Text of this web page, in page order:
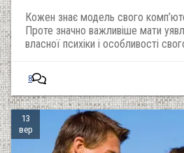
Кожен знає модель свого
Проте значно важливіше мати
власної психіки і особливості
8
13
вер